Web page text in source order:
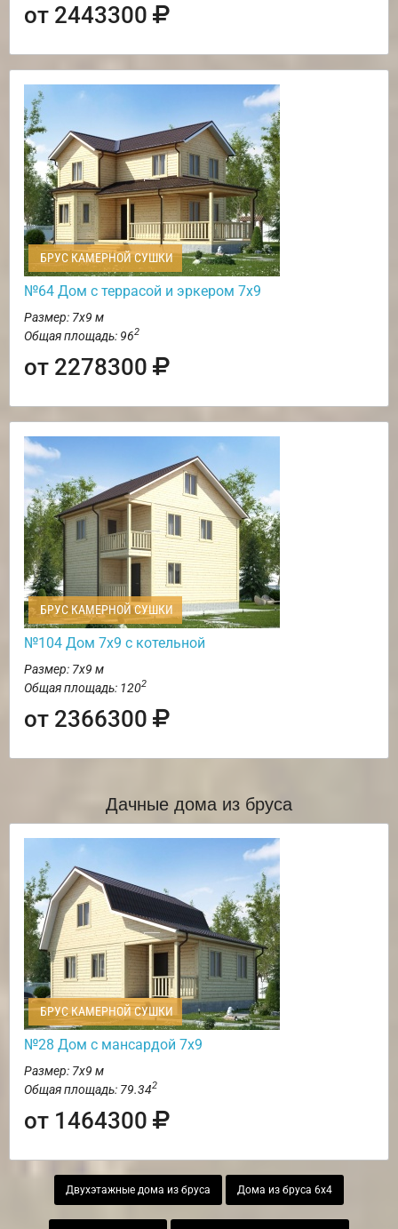
от 2443300
БРУС КАМЕРНОЙ СУШКИ
№64 Дом с террасой и эркером 7х9
Размер: 7х9 м
Общая площадь: 962
от 2278300
БРУС КАМЕРНОЙ СУШКИ
№104 Дом 7х9 с котельной
Размер: 7х9 м
Общая площадь: 1202
от 2366300
Дачные дома из бруса
БРУС КАМЕРНОЙ СУШКИ
№28 Дом с мансардой 7х9
Размер: 7х9 м
Общая площадь: 79.342
от 1464300
Двухэтажные дома из бруса Дома из бруса 6х4